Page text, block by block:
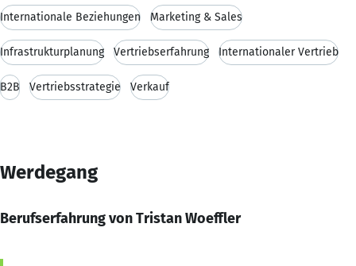
Internationale Beziehungen Marketing & Sales
Infrastrukturplanung Vertriebserfahrung Internationaler Vertrieb
B2B Vertriebsstrategie Verkauf
Werdegang
Berufserfahrung von Tristan Woeffler